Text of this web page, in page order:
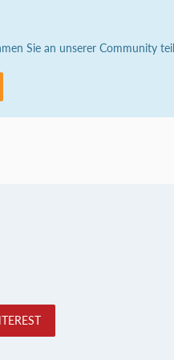
Sie an unserer Community